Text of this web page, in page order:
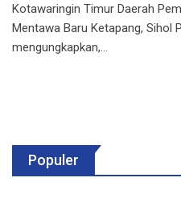
Kotawaringin Timur Daerah
Mentawa Baru Ketapang, Sihol
mengungkapkan,…
Populer